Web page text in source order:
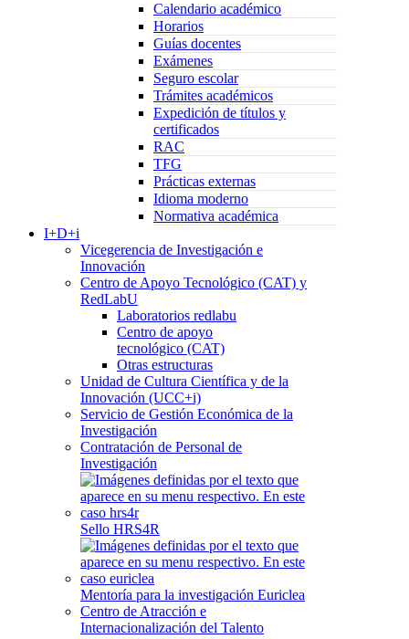
Calendario académico
Horarios
Guías docentes
Exámenes
Seguro escolar
Trámites académicos
Expedición de títulos y
certificados
RAC
TFG
Prácticas externas
Idioma moderno
Normativa académica
I+D+i
Vicegerencia de Investigación e
Innovación
Centro de Apoyo Tecnológico (CAT) y
RedLabU
Laboratorios redlabu
Centro de apoyo
tecnológico (CAT)
Otras estructuras
Unidad de Cultura Científica y de la
Innovación (UCC+i)
Servicio de Gestión Económica de la
Investigación
Contratación de Personal de
Investigación
Sello HRS4R
Mentoría para la investigación Euriclea
Centro de Atracción e
Internacionalización del Talento